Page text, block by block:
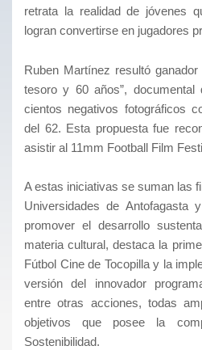
retrata la realidad de jóvenes
logran convertirse en jugadores
Ruben Martínez resultó
tesoro y 60 años”,
cientos negativos fotográficos
del 62. Esta propuesta fue
asistir al 11mm Football Film
A estas iniciativas se suman las
Universidades de Antofagasta
promover el desarrollo
materia cultural, destaca la
Fútbol Cine de Tocopilla y la
versión del innovador
entre otras acciones, todas
objetivos que posee la
Sostenibilidad.